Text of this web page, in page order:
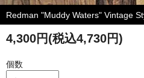
Redman "Muddy Waters" Vintage
4,300円(税込4,730円)
個数